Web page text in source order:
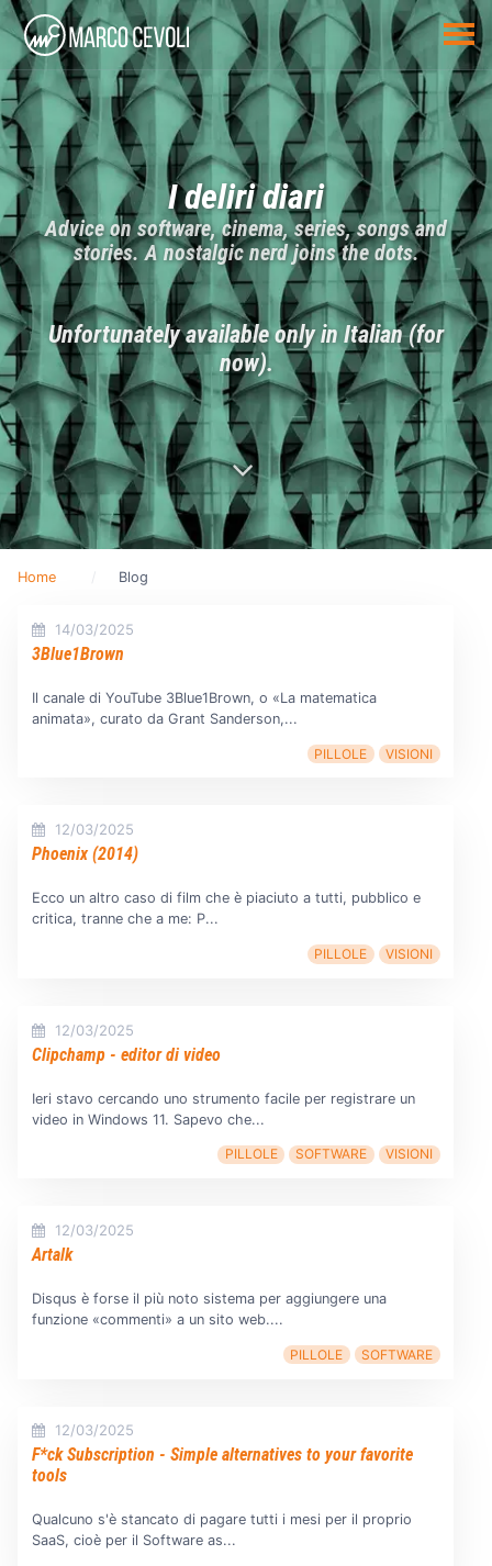
I deliri diari
Advice on software, cinema, series, songs and
stories. A nostalgic nerd joins the dots.
Unfortunately available only in Italian (for
now).
Home Blog
14/03/2025
3Blue1Brown
Il canale di YouTube 3Blue1Brown, o «La matematica
animata», curato da Grant Sanderson,...
PILLOLE VISIONI
12/03/2025
Phoenix (2014)
Ecco un altro caso di film che è piaciuto a tutti, pubblico e
critica, tranne che a me: P...
PILLOLE VISIONI
12/03/2025
Clipchamp - editor di video
Ieri stavo cercando uno strumento facile per registrare un
video in Windows 11. Sapevo che...
PILLOLE SOFTWARE VISIONI
12/03/2025
Artalk
Disqus è forse il più noto sistema per aggiungere una
funzione «commenti» a un sito web....
PILLOLE SOFTWARE
12/03/2025
F*ck Subscription - Simple alternatives to your favorite
tools
Qualcuno s'è stancato di pagare tutti i mesi per il proprio
SaaS, cioè per il Software as...